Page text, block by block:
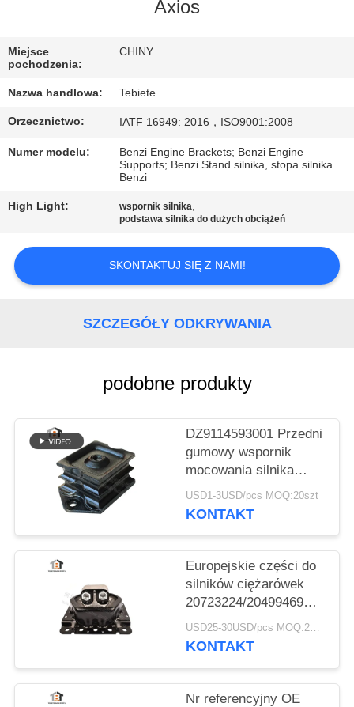
SKONTAKTUJ
NAMI
AKTUALNOŚCI
SPRAWY
Axios
Miejsce
pochodzenia:
CHINY
Nazwa handlowa: Tebiete
Orzecznictwo: IATF 16949: 2016，ISO9001:2008
Numer modelu:
Benzi Engine Brackets; Benzi Engine
Supports; Benzi Stand silnika, stopa silnika
Benzi
High Light: wspornik silnika,
podstawa silnika do dużych obciążeń
SKONTAKTUJ SIĘ Z NAMI!
SZCZEGÓŁY ODKRYWANIA
podobne produkty
DZ9114593001 Przedni
gumowy wspornik
mocowania silnika
Shacman Truck Engine
Parts
USD1-3USD/pcs MOQ:20szt
KONTAKT
Europejskie części do
silników ciężarówek
20723224/20499469
Gumowe mocowanie
silnika do VOLVO
USD25-30USD/pcs MOQ:20szt
KONTAKT
Nr referencyjny OE